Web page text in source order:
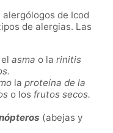
de Icod
de alergias. Las
asma o la rinitis
la proteína de la
o los frutos secos.
(abejas y